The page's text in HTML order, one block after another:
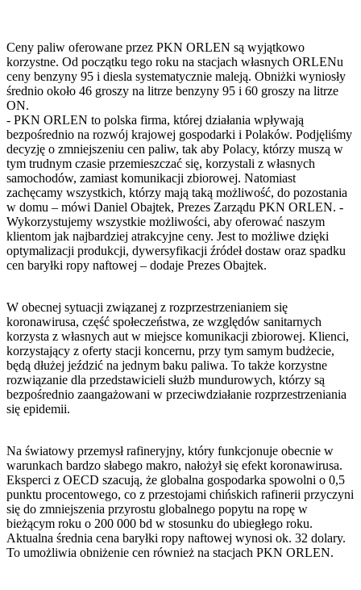
Ceny paliw oferowane przez PKN ORLEN są wyjątkowo
korzystne. Od początku tego roku na stacjach własnych ORLENu
ceny benzyny 95 i diesla systematycznie maleją. Obniżki wyniosły
średnio około 46 groszy na litrze benzyny 95 i 60 groszy na litrze
ON.
- PKN ORLEN to polska firma, której działania wpływają
bezpośrednio na rozwój krajowej gospodarki i Polaków. Podjęliśmy
decyzję o zmniejszeniu cen paliw, tak aby Polacy, którzy muszą w
tym trudnym czasie przemieszczać się, korzystali z własnych
samochodów, zamiast komunikacji zbiorowej. Natomiast
zachęcamy wszystkich, którzy mają taką możliwość, do pozostania
w domu – mówi Daniel Obajtek, Prezes Zarządu PKN ORLEN. -
Wykorzystujemy wszystkie możliwości, aby oferować naszym
klientom jak najbardziej atrakcyjne ceny. Jest to możliwe dzięki
optymalizacji produkcji, dywersyfikacji źródeł dostaw oraz spadku
cen baryłki ropy naftowej – dodaje Prezes Obajtek.
W obecnej sytuacji związanej z rozprzestrzenianiem się
koronawirusa, część społeczeństwa, ze względów sanitarnych
korzysta z własnych aut w miejsce komunikacji zbiorowej. Klienci,
korzystający z oferty stacji koncernu, przy tym samym budżecie,
będą dłużej jeździć na jednym baku paliwa. To także korzystne
rozwiązanie dla przedstawicieli służb mundurowych, którzy są
bezpośrednio zaangażowani w przeciwdziałanie rozprzestrzeniania
się epidemii.
Na światowy przemysł rafineryjny, który funkcjonuje obecnie w
warunkach bardzo słabego makro, nałożył się efekt koronawirusa.
Eksperci z OECD szacują, że globalna gospodarka spowolni o 0,5
punktu procentowego, co z przestojami chińskich rafinerii przyczyni
się do zmniejszenia przyrostu globalnego popytu na ropę w
bieżącym roku o 200 000 bd w stosunku do ubiegłego roku.
Aktualna średnia cena baryłki ropy naftowej wynosi ok. 32 dolary.
To umożliwia obniżenie cen również na stacjach PKN ORLEN.